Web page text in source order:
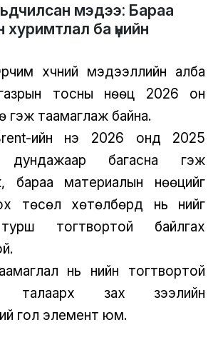
мэдээ: Бараа
ба үнийн
хүчний мэдээллийн алба
тосны нөөц 2026 он
гэж таамаглаж байна.
ийн үнэ 2026 онд 2025
дундажаар багасна гэж
бараа материалын нөөцийг
төсөл хөтөлбөрүүд нь үнийг
тогтвортой байлгах
нь үнийн тогтвортой
талаарх зах зээлийн
гол элемент юм.